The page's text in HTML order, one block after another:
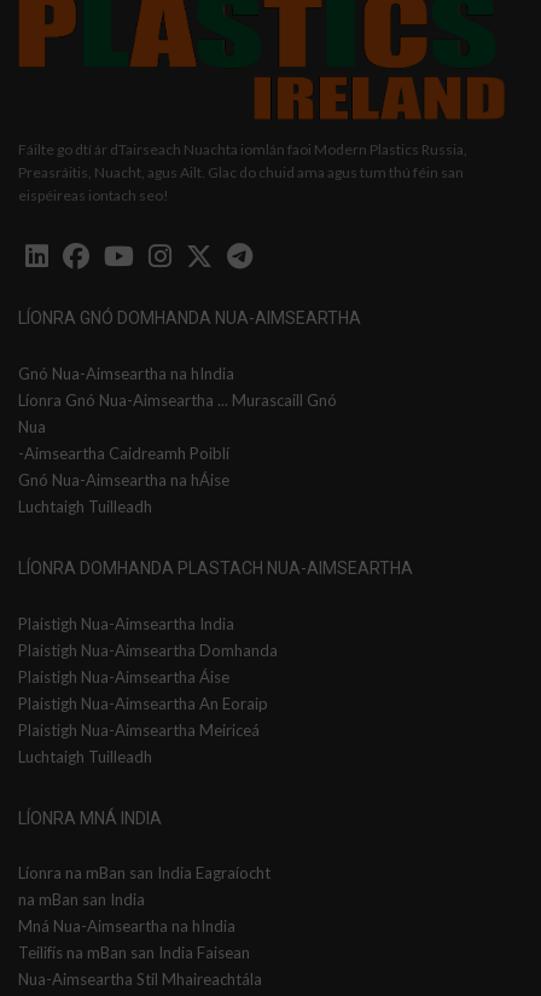
Fáilte go dtí ár dTairseach Nuachta iomlán faoi Modern Plastics Russia,
Preasráitis, Nuacht, agus Ailt. Glac do chuid ama agus tum thú féin san
eispéireas iontach seo!
LÍONRA GNÓ DOMHANDA NUA-AIMSEARTHA
Gnó Nua-Aimseartha na hIndia
Líonra Gnó Nua-Aimseartha ... Murascaill Gnó
Nua
-Aimseartha Caidreamh Poiblí
Gnó Nua-Aimseartha na hÁise
Luchtaigh Tuilleadh
LÍONRA DOMHANDA PLASTACH NUA-AIMSEARTHA
Plaistigh Nua-Aimseartha India
Plaistigh Nua-Aimseartha Domhanda
Plaistigh Nua-Aimseartha Áise
Plaistigh Nua-Aimseartha An Eoraip
Plaistigh Nua-Aimseartha Meiriceá
Luchtaigh Tuilleadh
LÍONRA MNÁ INDIA
Líonra na mBan san India Eagraíocht
na mBan san India
Mná Nua-Aimseartha na hIndia
Teilifís na mBan san India Faisean
Nua-Aimseartha Stíl Mhaireachtála